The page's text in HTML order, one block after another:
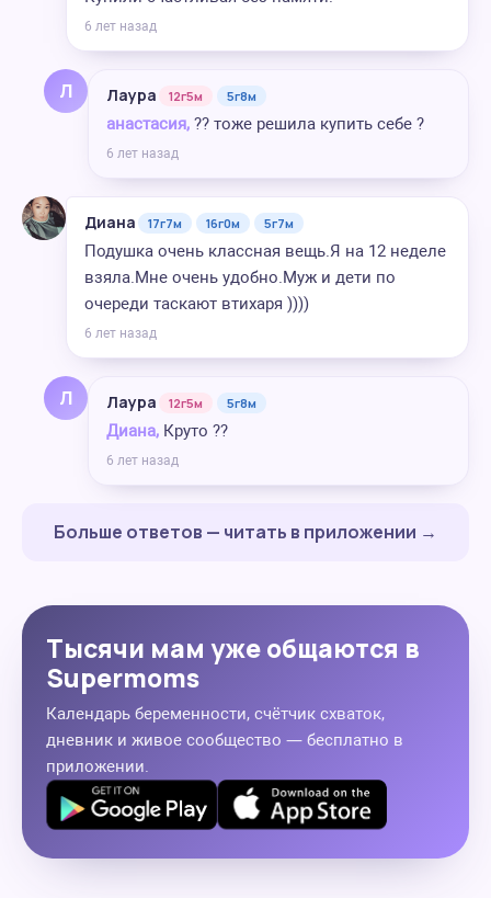
6 лет назад
Л Лаура 12г5м 5г8м
анастасия, ?? тоже решила купить себе ?
6 лет назад
Диана 17г7м 16г0м 5г7м
Подушка очень классная вещь.Я на 12 неделе
взяла.Мне очень удобно.Муж и дети по
очереди таскают втихаря ))))
6 лет назад
Л Лаура 12г5м 5г8м
Диана, Круто ??
6 лет назад
Больше ответов — читать в приложении →
Тысячи мам уже общаются в
Supermoms
Календарь беременности, счётчик схваток,
дневник и живое сообщество — бесплатно в
приложении.